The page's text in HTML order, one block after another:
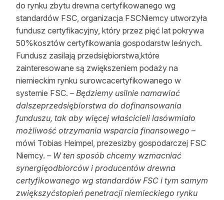
Kontakt
do rynku zbytu drewna certyfikowanego wg
standardów FSC, organizacja FSCNiemcy utworzyła
fundusz certyfikacyjny, który przez pięć lat pokrywa
50%kosztów certyfikowania gospodarstw leśnych.
Fundusz zasilają przedsiębiorstwa,które
zainteresowane są zwiększeniem podaży na
niemieckim rynku surowcacertyfikowanego w
systemie FSC. – Będziemy usilnie namawiać
dalszeprzedsiębiorstwa do dofinansowania
funduszu, tak aby więcej właścicieli lasówmiało
możliwość otrzymania wsparcia finansowego –
mówi Tobias Heimpel, prezesizby gospodarczej FSC
Niemcy. – W ten sposób chcemy wzmacniać
synergięodbiorców i producentów drewna
certyfikowanego wg standardów FSC i tym samym
zwiększyćstopień penetracji niemieckiego rynku